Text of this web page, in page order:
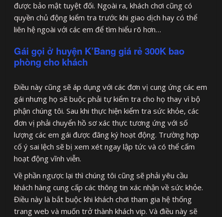
được bảo mật tuyệt đối. Ngoài ra, khách chơi cũng có
quyền chủ động kiểm tra trước khi giao dịch hay có thể
liên hệ ngoài với các em để tìm hiểu rõ hơn…
Gái gọi ở huyện K’Bang giá rẻ 300K bao
phòng cho khách
Điều này cũng sẽ áp dụng với các đơn vị cung ứng các em
gái nhưng họ sẽ buộc phải tự kiểm tra cho họ thay vì bộ
phận chúng tôi. Sau khi thực hiện kiểm tra sức khỏe, các
đơn vị phải chuyển hồ sơ xác thực tương ứng với số
lượng các em gái được đăng ký hoạt động. Trường hợp
cố ý sai lệch sẽ bị xem xét ngay lập tức và có thể cấm
hoạt động vĩnh viễn.
Về phần ngược lại thì chúng tôi cũng sẽ phải yêu cầu
khách hàng cung cấp các thông tin xác nhận về sức khỏe.
Điều này là bắt buộc khi khách chơi tham gia hệ thống
trang web và muốn trở thành khách vip. Và điều này sẽ